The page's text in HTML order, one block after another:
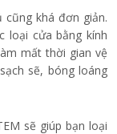
cũng khá đơn giản.
loại cửa bằng kính
mất thời gian vệ
sẽ, bóng loáng
sẽ giúp bạn loại